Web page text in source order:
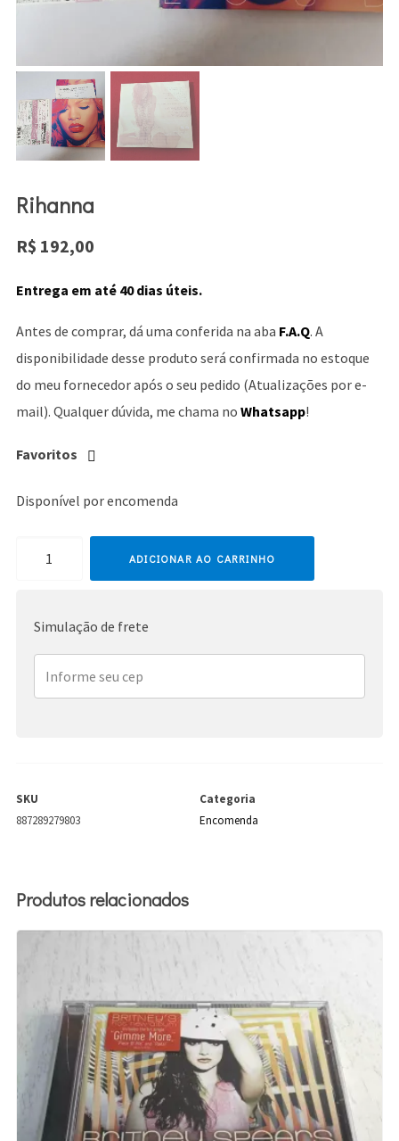
Rihanna
R$ 192,00
Entrega em até 40 dias úteis.
Antes de comprar, dá uma conferida na aba F.A.Q. A
disponibilidade desse produto será confirmada no estoque
do meu fornecedor após o seu pedido (Atualizações por e-
mail). Qualquer dúvida, me chama no Whatsapp!
Favoritos
Disponível por encomenda
ADICIONAR AO CARRINHO
Simulação de frete
SKU
887289279803
Categoria
Encomenda
Produtos relacionados